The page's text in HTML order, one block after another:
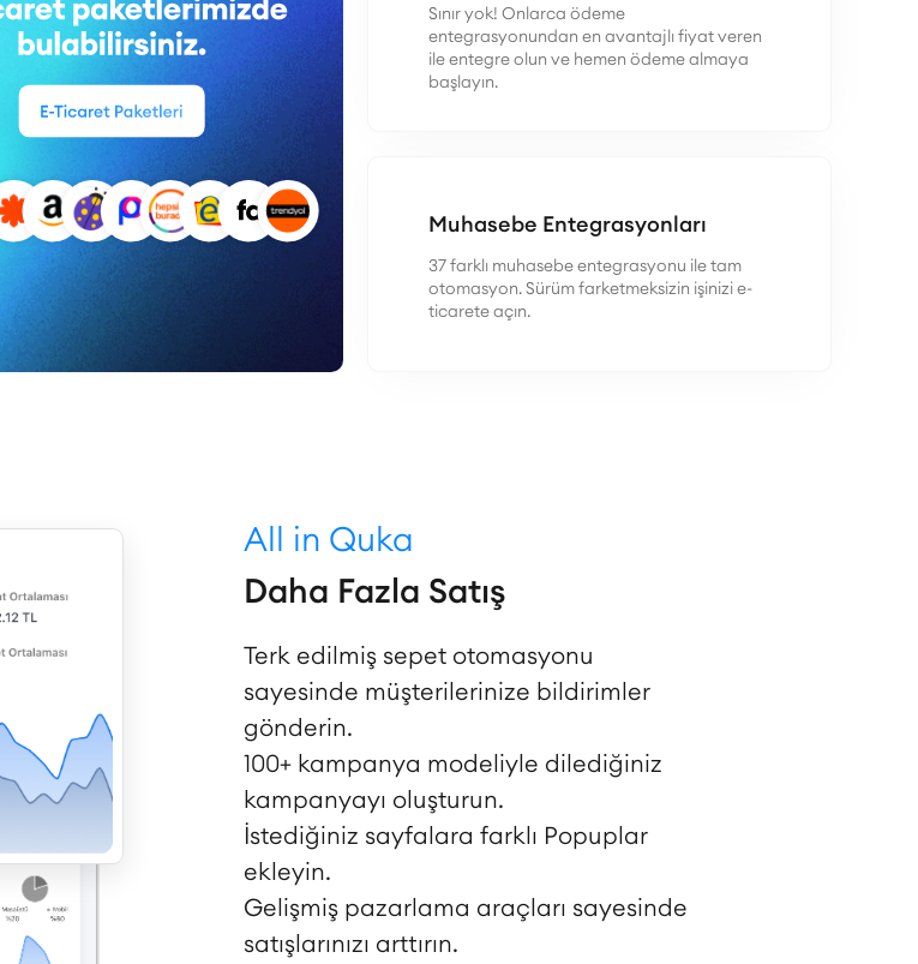
Sınır yok! Onlarca ödeme
entegrasyonundan en avantajlı fiyat veren
ile entegre olun ve hemen ödeme almaya
başlayın.
Muhasebe Entegrasyonları
37 farklı muhasebe entegrasyonu ile tam
otomasyon. Sürüm farketmeksizin işinizi e-
ticarete açın.
All in Quka
Daha Fazla Satış
Terk edilmiş sepet otomasyonu
sayesinde müşterilerinize bildirimler
gönderin.
100+ kampanya modeliyle dilediğiniz
kampanyayı oluşturun.
İstediğiniz sayfalara farklı Popuplar
ekleyin.
Gelişmiş pazarlama araçları sayesinde
satışlarınızı arttırın.